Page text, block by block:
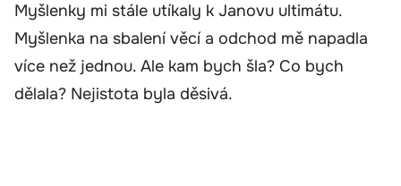
Myšlenky mi stále utíkaly k Janovu ultimátu.
Myšlenka na sbalení věcí a odchod mě napadla
více než jednou. Ale kam bych šla? Co bych
dělala? Nejistota byla děsivá.